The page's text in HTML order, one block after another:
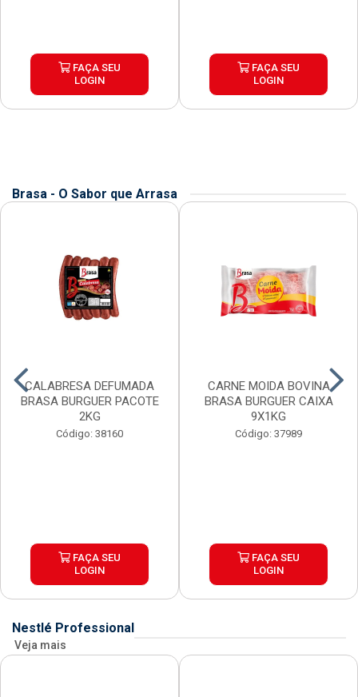
FAÇA SEU
LOGIN
FAÇA SEU
LOGIN
Brasa - O Sabor que Arrasa
CALABRESA DEFUMADA
BRASA BURGUER PACOTE
2KG
Código: 38160
FAÇA SEU
LOGIN
CARNE MOIDA BOVINA
BRASA BURGUER CAIXA
9X1KG
Código: 37989
FAÇA SEU
LOGIN
Nestlé Professional
Veja mais